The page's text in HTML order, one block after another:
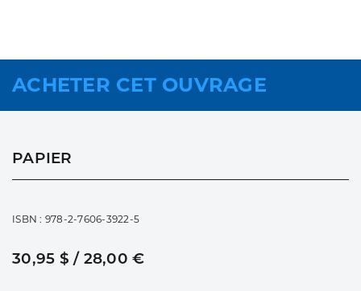
ACHETER CET OUVRAGE
PAPIER
ISBN : 978-2-7606-3922-5
30,95 $ / 28,00 €